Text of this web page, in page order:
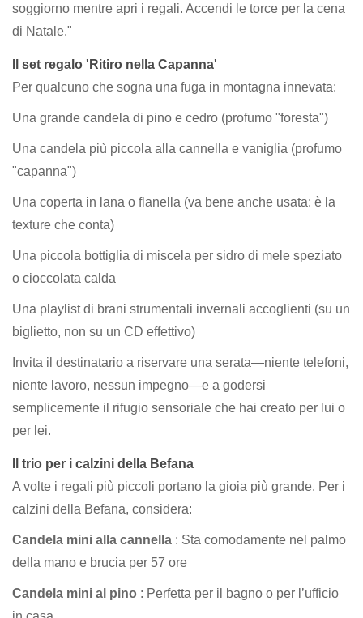
soggiorno mentre apri i regali. Accendi le torce per la cena
di Natale."
Il set regalo 'Ritiro nella Capanna'
Per qualcuno che sogna una fuga in montagna innevata:
Una grande candela di pino e cedro (profumo "foresta")
Una candela più piccola alla cannella e vaniglia (profumo
"capanna")
Una coperta in lana o flanella (va bene anche usata: è la
texture che conta)
Una piccola bottiglia di miscela per sidro di mele speziato
o cioccolata calda
Una playlist di brani strumentali invernali accoglienti (su un
biglietto, non su un CD effettivo)
Invita il destinatario a riservare una serata—niente telefoni,
niente lavoro, nessun impegno—e a godersi
semplicemente il rifugio sensoriale che hai creato per lui o
per lei.
Il trio per i calzini della Befana
A volte i regali più piccoli portano la gioia più grande. Per i
calzini della Befana, considera:
Candela mini alla cannella : Sta comodamente nel palmo
della mano e brucia per 57 ore
Candela mini al pino : Perfetta per il bagno o per l’ufficio